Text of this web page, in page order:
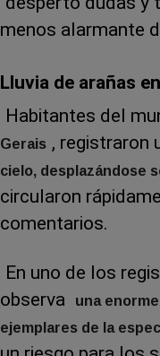
menos alarmante
Lluvia de arañas
Habitantes del
Gerais , registraron
cielo, desplazándose
circularon
comentarios.
En uno de los
observa
una
ejemplares de la